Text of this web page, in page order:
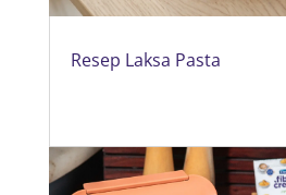
Resep Laksa Pasta